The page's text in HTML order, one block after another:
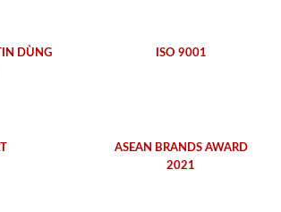
DÙNG
ISO 9001
ASEAN BRANDS AWARD
2021